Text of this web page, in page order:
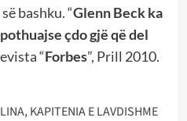
bashku. “Glenn Beck ka
çdo gjë që del
“Forbes”, Prill 2010.
KAPITENIA E LAVDISHME